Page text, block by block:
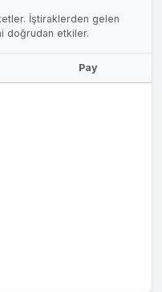
İştiraklerden gelen
doğrudan etkiler.
Pay